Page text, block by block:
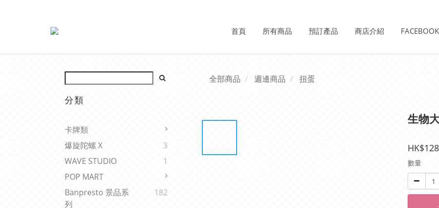
首頁 所有商品 預訂產品 商店介紹
分類
卡牌類
爆旋陀螺 X
3
WAVE STUDIO
1
POP MART
Banpresto 景品系
列
182
全部商品 週邊商品 扭蛋
生物
數量